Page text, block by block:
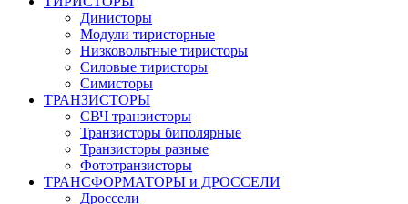
Динисторы
Модули тиристорные
Низковольтные тиристоры
Силовые тиристоры
Симисторы
ТРАНЗИСТОРЫ
СВЧ транзисторы
Транзисторы биполярные
Транзисторы разные
Фототранзисторы
ТРАНСФОРМАТОРЫ и ДРОССЕЛИ
Дроссели